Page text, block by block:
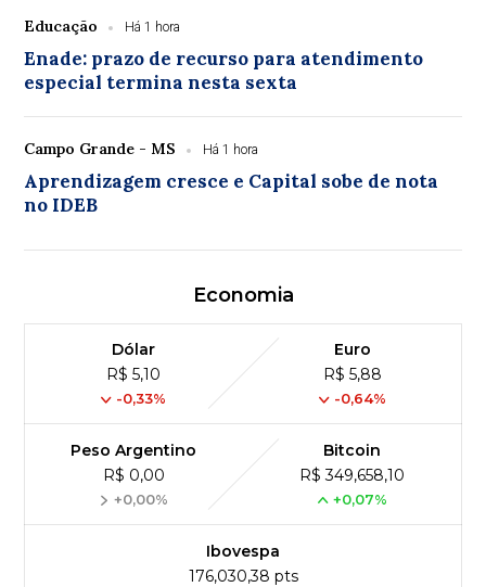
Educação Há 1 hora
Enade: prazo de recurso para atendimento
especial termina nesta sexta
Campo Grande - MS Há 1 hora
Aprendizagem cresce e Capital sobe de nota
no IDEB
Economia
Dólar
R$ 5,10
-0,33%
Euro
R$ 5,88
-0,64%
Peso Argentino
R$ 0,00
+0,00%
Bitcoin
R$ 349,658,10
+0,07%
Ibovespa
176,030,38 pts